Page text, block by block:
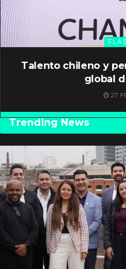
Talento chileno y
global
27
Trending News